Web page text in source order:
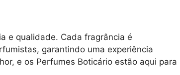
e qualidade. Cada fragrância é
garantindo uma experiência
e os Perfumes Boticário estão aqui para